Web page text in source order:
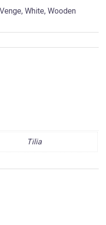
White, Wooden
Tilia